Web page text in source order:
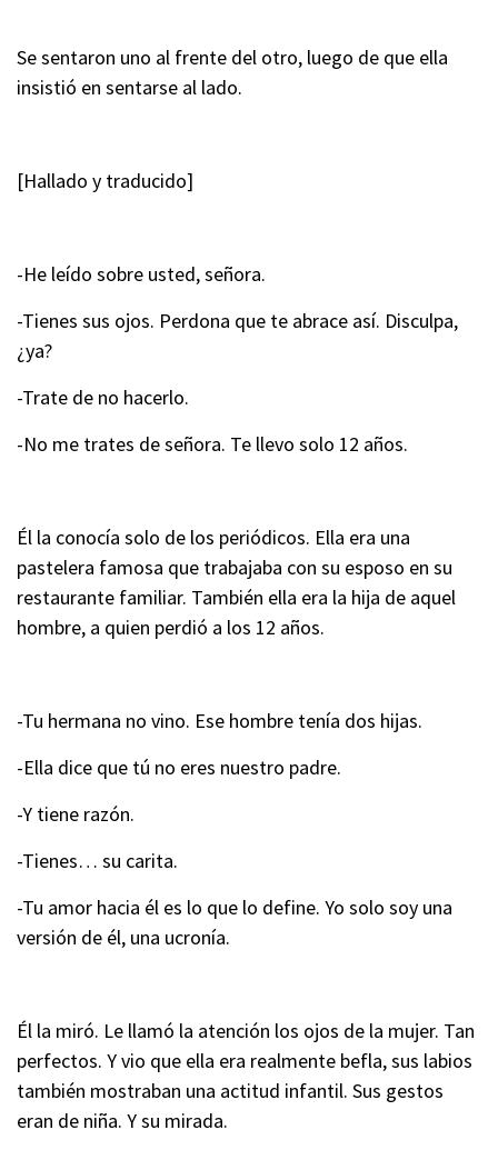
Se sentaron uno al frente del otro, luego de que ella
insistió en sentarse al lado.
[Hallado y traducido]
-He leído sobre usted, señora.
-Tienes sus ojos. Perdona que te abrace así. Disculpa,
¿ya?
-Trate de no hacerlo.
-No me trates de señora. Te llevo solo 12 años.
Él la conocía solo de los periódicos. Ella era una
pastelera famosa que trabajaba con su esposo en su
restaurante familiar. También ella era la hija de aquel
hombre, a quien perdió a los 12 años.
-Tu hermana no vino. Ese hombre tenía dos hijas.
-Ella dice que tú no eres nuestro padre.
-Y tiene razón.
-Tienes… su carita.
-Tu amor hacia él es lo que lo define. Yo solo soy una
versión de él, una ucronía.
Él la miró. Le llamó la atención los ojos de la mujer. Tan
perfectos. Y vio que ella era realmente befla, sus labios
también mostraban una actitud infantil. Sus gestos
eran de niña. Y su mirada.